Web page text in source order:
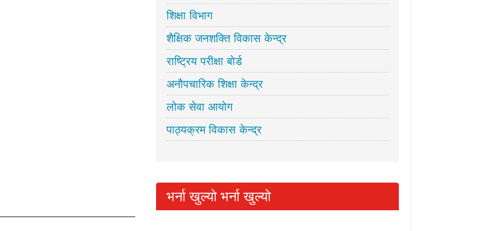
शिक्षा विभाग
शैक्षिक जनशक्ति विकास केन्द्र
राष्ट्रिय परीक्षा बोर्ड
अनौपचारिक शिक्षा केन्द्र
लोक सेवा आयोग
पाठ्यक्रम विकास केन्द्र
भर्ना खुल्यो भर्ना खुल्यो